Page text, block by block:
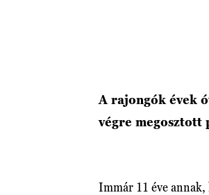
A rajongók évek
végre
Immár 11 éve